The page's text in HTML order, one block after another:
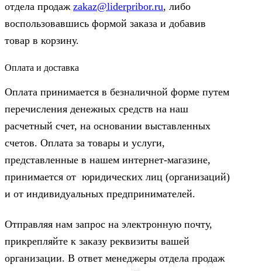
отдела продаж zakaz@liderpribor.ru, либо
воспользовавшись формой заказа и добавив
товар в корзину.
Оплата и доставка
Оплата принимается в безналичной форме путем
перечисления денежных средств на наш
расчетный счет, на основании выставленных
счетов. Оплата за товары и услуги,
представленные в нашем интернет-магазине,
принимается от юридических лиц (организаций)
и от индивидуальных предпринимателей.
Отправляя нам запрос на электронную почту,
прикрепляйте к заказу реквизиты вашей
организации. В ответ менеджеры отдела продаж